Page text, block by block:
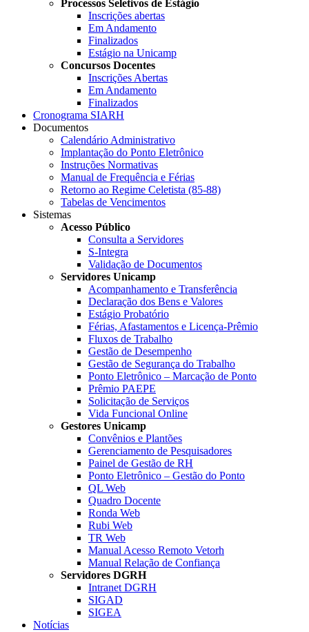
Processos Seletivos de Estágio
Inscrições abertas
Em Andamento
Finalizados
Estágio na Unicamp
Concursos Docentes
Inscrições Abertas
Em Andamento
Finalizados
Cronograma SIARH
Documentos
Calendário Administrativo
Implantação do Ponto Eletrônico
Instruções Normativas
Manual de Frequência e Férias
Retorno ao Regime Celetista (85-88)
Tabelas de Vencimentos
Sistemas
Acesso Público
Consulta a Servidores
S-Integra
Validação de Documentos
Servidores Unicamp
Acompanhamento e Transferência
Declaração dos Bens e Valores
Estágio Probatório
Férias, Afastamentos e Licença-Prêmio
Fluxos de Trabalho
Gestão de Desempenho
Gestão de Segurança do Trabalho
Ponto Eletrônico – Marcação de Ponto
Prêmio PAEPE
Solicitação de Serviços
Vida Funcional Online
Gestores Unicamp
Convênios e Plantões
Gerenciamento de Pesquisadores
Painel de Gestão de RH
Ponto Eletrônico – Gestão do Ponto
QL Web
Quadro Docente
Ronda Web
Rubi Web
TR Web
Manual Acesso Remoto Vetorh
Manual Relação de Confiança
Servidores DGRH
Intranet DGRH
SIGAD
SIGEA
Notícias